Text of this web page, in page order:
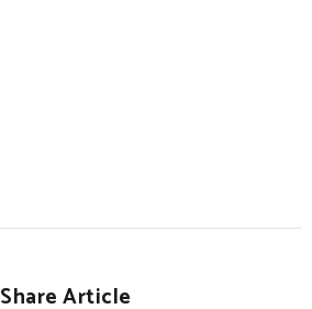
Share Article